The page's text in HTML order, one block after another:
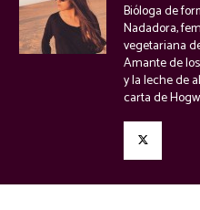
Bióloga de
Nadadora,
vegetariana
Amante de
y la leche de
carta de